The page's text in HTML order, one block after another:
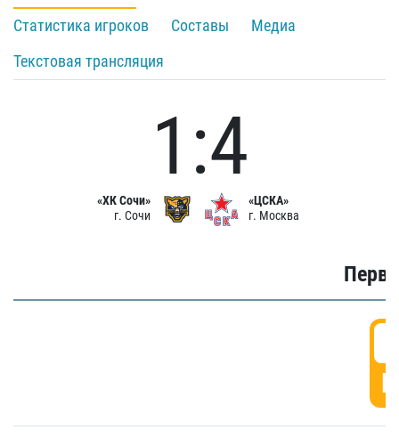
Статистика игроков
Составы
Медиа
Текстовая трансляция
«ХК Сочи»
г. Сочи
1:4
«ЦСКА»
г. Москва